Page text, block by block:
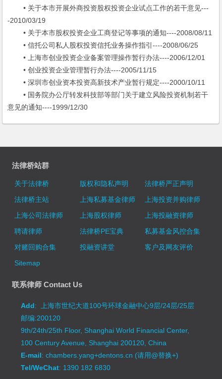
• 关于本市开展外商投资股权投资企业试点工作的若干意见---
-2010/03/19
• 关于本市股权投资企业工商登记等事项的通知----2008/08/11
• 信托公司私人股权投资信托业务操作指引----2008/06/25
• 上海市创业投资企业备案管理操作暂行办法----2006/12/01
• 创业投资企业管理暂行办法----2005/11/15
• 深圳市创业资本投资高新技术产业暂行规定----2000/10/11
• 国务院办公厅转发科技部等部门关于建立风险投资机制若干
意见的通知----1999/12/30
法律桥站群
关于法律桥 版权和隐私声明
法律桥严正声明
法律桥主站
上海私募基金律师
上海投资并购律师
上海公司法律师
上海股权律师
上海投融资律师
聘请律师
法律桥PE宝典
私募基金风控合集
对赌回购合集
投融资讲堂
客户及网友评价
Sitemap
联系律师 Contact Us
Add: 上海市世纪大道100号环球金融中心9层/24层/25层
邮编:200120
9th/24th/25th Floor, Shanghai World Financial Center,
100 Century Avenue, Shanghai 200120, China
E-mail: chambers.yang+dentons.cn (请用@替换+)
Tel/WeChat: 1390 182 6830